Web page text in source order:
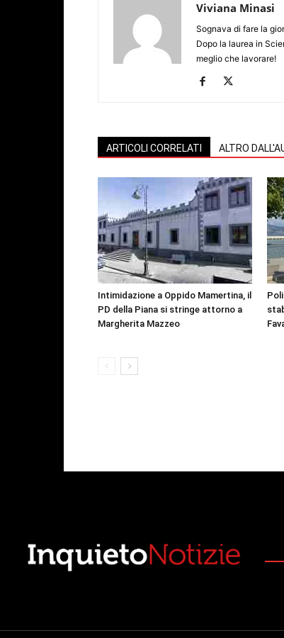
Viviana Minasi
Sognava di fare la
Dopo la laurea in
meglio che lavorare!
ARTICOLI CORRELATI ALTRO
Intimidazione a Oppido Mamertina, il
PD della Piana si stringe attorno a
Margherita Mazzeo